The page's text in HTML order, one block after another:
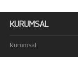
KURUMSAL
Kurumsal